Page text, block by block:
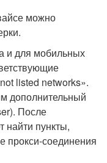
можно
и для мобильных
listed networks».
дополнительный
После
найти пункты,
прокси-соединения